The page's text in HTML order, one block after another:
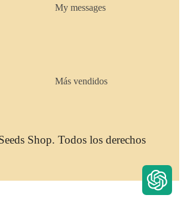
My messages
Más vendidos
Shop. Todos los derechos